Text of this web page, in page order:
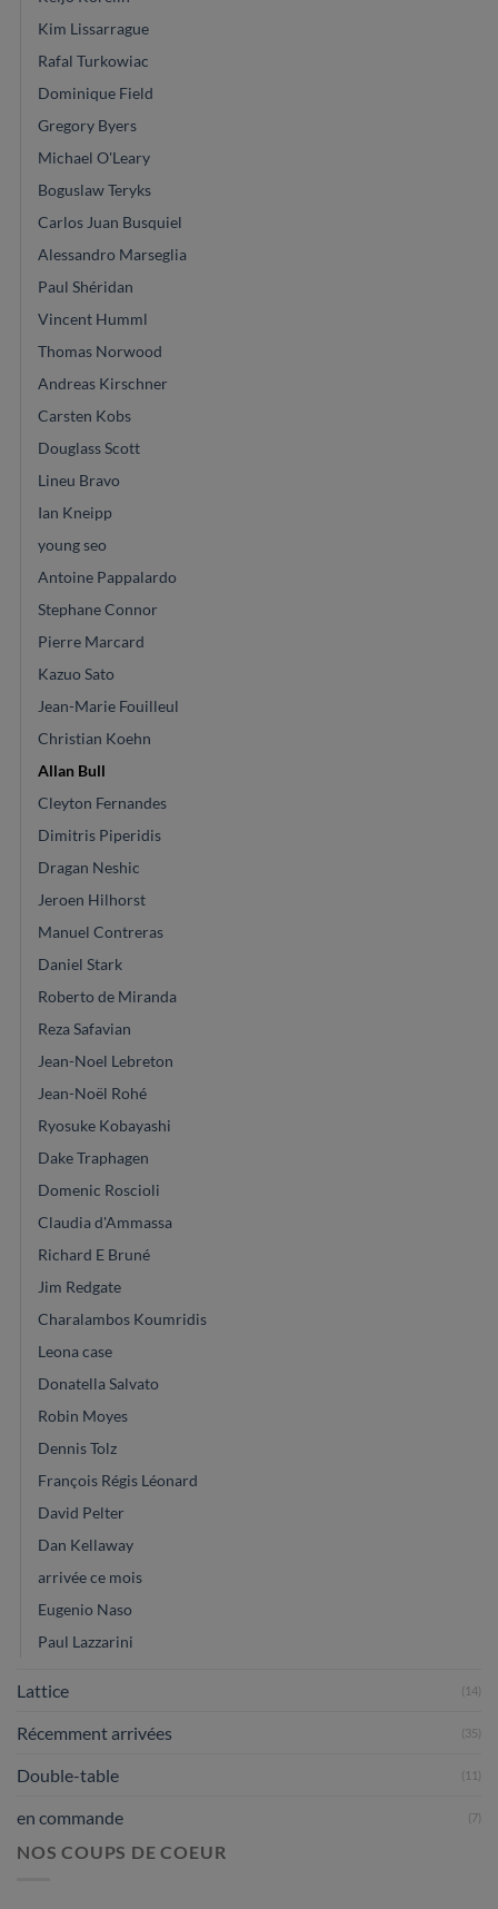
Kim Lissarrague
Rafal Turkowiac
Dominique Field
Gregory Byers
Michael O'Leary
Boguslaw Teryks
Carlos Juan Busquiel
Alessandro Marseglia
Paul Shéridan
Vincent Humml
Thomas Norwood
Andreas Kirschner
Carsten Kobs
Douglass Scott
Lineu Bravo
Ian Kneipp
young seo
Antoine Pappalardo
Stephane Connor
Pierre Marcard
Kazuo Sato
Jean-Marie Fouilleul
Christian Koehn
Allan Bull
Cleyton Fernandes
Dimitris Piperidis
Dragan Neshic
Jeroen Hilhorst
Manuel Contreras
Daniel Stark
Roberto de Miranda
Reza Safavian
Jean-Noel Lebreton
Jean-Noël Rohé
Ryosuke Kobayashi
Dake Traphagen
Domenic Roscioli
Claudia d'Ammassa
Richard E Bruné
Jim Redgate
Charalambos Koumridis
Leona case
Donatella Salvato
Robin Moyes
Dennis Tolz
François Régis Léonard
David Pelter
Dan Kellaway
arrivée ce mois
Eugenio Naso
Paul Lazzarini
Lattice (14)
Récemment arrivées (35)
Double-table (11)
en commande (7)
NOS COUPS DE COEUR